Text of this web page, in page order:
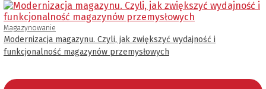
Magazynowanie
Modernizacja magazynu. Czyli, jak zwiększyć wydajność i
funkcjonalność magazynów przemysłowych